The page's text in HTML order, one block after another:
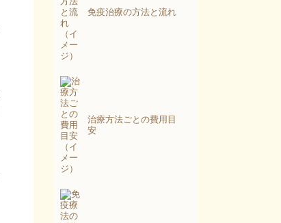
免疫治療の方法と流れ
治療方法ごとの費用目
安